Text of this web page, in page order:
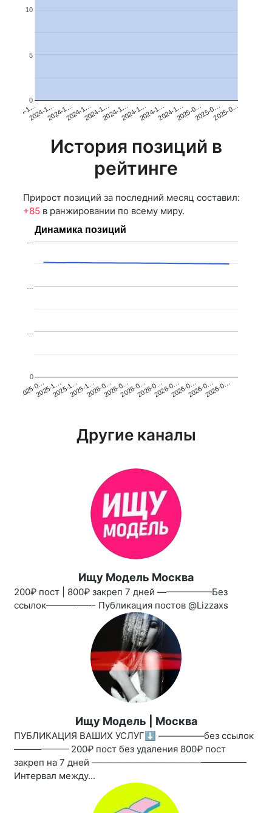
2024-1…2024-1…2024-1…2024-1…2024-1…2024-1…2024-1…2024-1…2024-1…2025-0…2025-0…2025-0…
0
5
10
История позиций в
рейтинге
Прирост позиций за последний месяц составил:
+85 в ранжировании по всему миру.
Динамика позиций
2025-0…2025-1…2025-1…2025-1…2026-0…2026-0…2026-0…2026-0…2026-0…2026-0…2026-0…2026-0…
0
…
…
Другие каналы
Ищу Модель Москва
200₽ пост | 800₽ закреп 7 дней ——————Без
ссылок—————- Публикация постов @Lizzaxs
Ищу Модель | Москва
ПУБЛИКАЦИЯ ВАШИХ УСЛУГ⬇️ —————без ссылок
—————— 200₽ пост без удаления 800₽ пост
закреп на 7 дней —————————————————
Интервал между...